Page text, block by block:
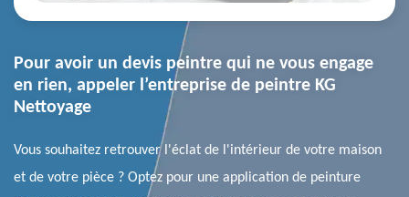
Pour avoir un devis peintre qui ne vous engage
en rien, appeler l’entreprise de peintre KG
Nettoyage
Vous souhaitez retrouver l'éclat de l'intérieur de votre maison
et de votre pièce ? Optez pour une application de peinture